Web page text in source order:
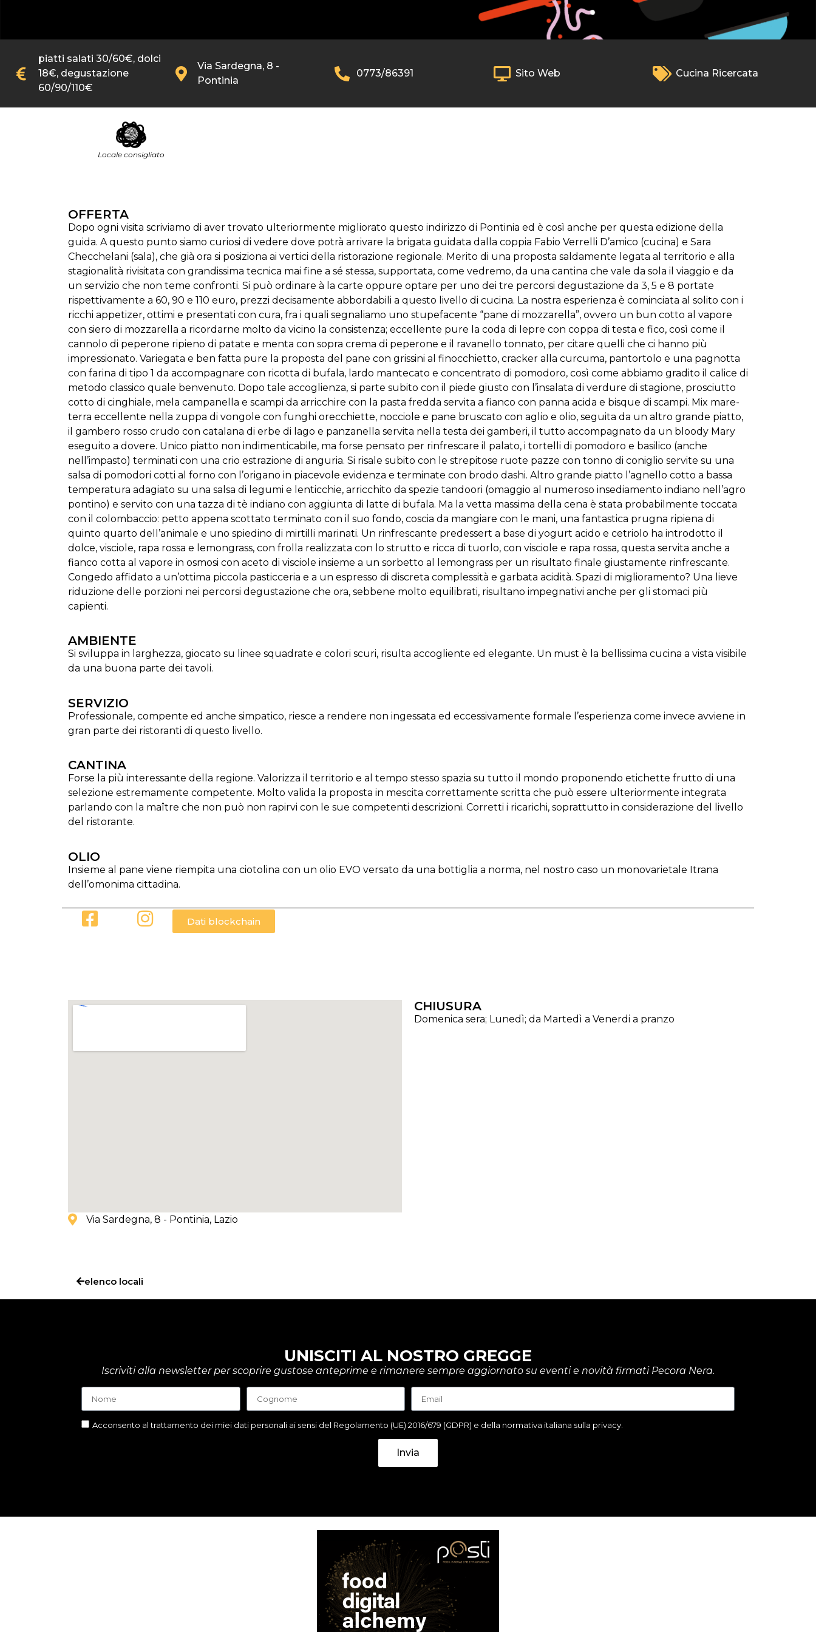
piatti salati 30/60€, dolci
18€, degustazione
60/90/110€
Via Sardegna, 8 -
Pontinia
0773/86391 Sito Web Cucina Ricercata
Locale consigliato
OFFERTA
Dopo ogni visita scriviamo di aver trovato ulteriormente migliorato questo indirizzo di Pontinia ed è così anche per questa edizione della
guida. A questo punto siamo curiosi di vedere dove potrà arrivare la brigata guidata dalla coppia Fabio Verrelli D’amico (cucina) e Sara
Checchelani (sala), che già ora si posiziona ai vertici della ristorazione regionale. Merito di una proposta saldamente legata al territorio e alla
stagionalità rivisitata con grandissima tecnica mai fine a sé stessa, supportata, come vedremo, da una cantina che vale da sola il viaggio e da
un servizio che non teme confronti. Si può ordinare à la carte oppure optare per uno dei tre percorsi degustazione da 3, 5 e 8 portate
rispettivamente a 60, 90 e 110 euro, prezzi decisamente abbordabili a questo livello di cucina. La nostra esperienza è cominciata al solito con i
ricchi appetizer, ottimi e presentati con cura, fra i quali segnaliamo uno stupefacente “pane di mozzarella”, ovvero un bun cotto al vapore
con siero di mozzarella a ricordarne molto da vicino la consistenza; eccellente pure la coda di lepre con coppa di testa e fico, così come il
cannolo di peperone ripieno di patate e menta con sopra crema di peperone e il ravanello tonnato, per citare quelli che ci hanno più
impressionato. Variegata e ben fatta pure la proposta del pane con grissini al finocchietto, cracker alla curcuma, pantortolo e una pagnotta
con farina di tipo 1 da accompagnare con ricotta di bufala, lardo mantecato e concentrato di pomodoro, così come abbiamo gradito il calice di
metodo classico quale benvenuto. Dopo tale accoglienza, si parte subito con il piede giusto con l’insalata di verdure di stagione, prosciutto
cotto di cinghiale, mela campanella e scampi da arricchire con la pasta fredda servita a fianco con panna acida e bisque di scampi. Mix mare-
terra eccellente nella zuppa di vongole con funghi orecchiette, nocciole e pane bruscato con aglio e olio, seguita da un altro grande piatto,
il gambero rosso crudo con catalana di erbe di lago e panzanella servita nella testa dei gamberi, il tutto accompagnato da un bloody Mary
eseguito a dovere. Unico piatto non indimenticabile, ma forse pensato per rinfrescare il palato, i tortelli di pomodoro e basilico (anche
nell’impasto) terminati con una crio estrazione di anguria. Si risale subito con le strepitose ruote pazze con tonno di coniglio servite su una
salsa di pomodori cotti al forno con l’origano in piacevole evidenza e terminate con brodo dashi. Altro grande piatto l’agnello cotto a bassa
temperatura adagiato su una salsa di legumi e lenticchie, arricchito da spezie tandoori (omaggio al numeroso insediamento indiano nell’agro
pontino) e servito con una tazza di tè indiano con aggiunta di latte di bufala. Ma la vetta massima della cena è stata probabilmente toccata
con il colombaccio: petto appena scottato terminato con il suo fondo, coscia da mangiare con le mani, una fantastica prugna ripiena di
quinto quarto dell’animale e uno spiedino di mirtilli marinati. Un rinfrescante predessert a base di yogurt acido e cetriolo ha introdotto il
dolce, visciole, rapa rossa e lemongrass, con frolla realizzata con lo strutto e ricca di tuorlo, con visciole e rapa rossa, questa servita anche a
fianco cotta al vapore in osmosi con aceto di visciole insieme a un sorbetto al lemongrass per un risultato finale giustamente rinfrescante.
Congedo affidato a un’ottima piccola pasticceria e a un espresso di discreta complessità e garbata acidità. Spazi di miglioramento? Una lieve
riduzione delle porzioni nei percorsi degustazione che ora, sebbene molto equilibrati, risultano impegnativi anche per gli stomaci più
capienti.
AMBIENTE
Si sviluppa in larghezza, giocato su linee squadrate e colori scuri, risulta accogliente ed elegante. Un must è la bellissima cucina a vista visibile
da una buona parte dei tavoli.
SERVIZIO
Professionale, compente ed anche simpatico, riesce a rendere non ingessata ed eccessivamente formale l’esperienza come invece avviene in
gran parte dei ristoranti di questo livello.
CANTINA
Forse la più interessante della regione. Valorizza il territorio e al tempo stesso spazia su tutto il mondo proponendo etichette frutto di una
selezione estremamente competente. Molto valida la proposta in mescita correttamente scritta che può essere ulteriormente integrata
parlando con la maître che non può non rapirvi con le sue competenti descrizioni. Corretti i ricarichi, soprattutto in considerazione del livello
del ristorante.
OLIO
Insieme al pane viene riempita una ciotolina con un olio EVO versato da una bottiglia a norma, nel nostro caso un monovarietale Itrana
dell’omonima cittadina.
Dati blockchain
Via Sardegna, 8 - Pontinia, Lazio
CHIUSURA
Domenica sera; Lunedì; da Martedì a Venerdi a pranzo
elenco locali
UNISCITI AL NOSTRO GREGGE
Iscriviti alla newsletter per scoprire gustose anteprime e rimanere sempre aggiornato su eventi e novità firmati Pecora Nera.
Acconsento al trattamento dei miei dati personali ai sensi del Regolamento (UE) 2016/679 (GDPR) e della normativa italiana sulla privacy.
Invia